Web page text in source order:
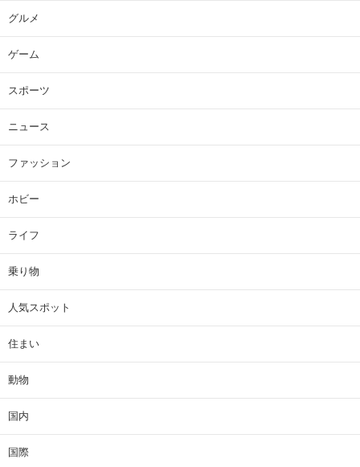
グルメ
ゲーム
スポーツ
ニュース
ファッション
ホビー
ライフ
乗り物
人気スポット
住まい
動物
国内
国際